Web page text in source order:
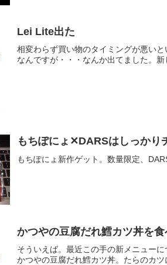
Lei Lite出た
相変わらず買い物のタイミングが悪い
なんですが・・・なんか出てました。新
もちぽにょ✕DARSはしっかり
もちぽにょ新作ゲット。数量限定、
かつやの豆腐だれ鱈カツ丼を
そういえば。最近この手の新メニュー
かつやの豆腐だれ鱈カツ丼。たらのカ